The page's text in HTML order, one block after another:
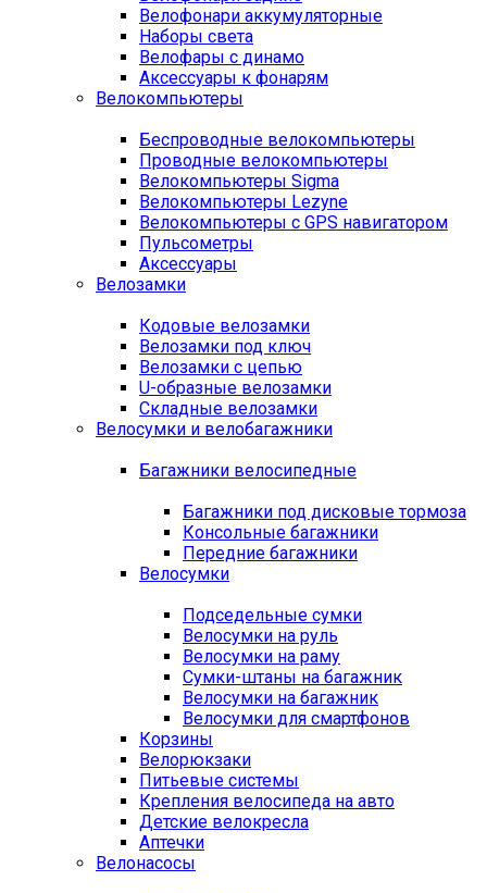
Велофонари аккумуляторные
Наборы света
Велофары с динамо
Аксессуары к фонарям
Велокомпьютеры
Беспроводные велокомпьютеры
Проводные велокомпьютеры
Велокомпьютеры Sigma
Велокомпьютеры Lezyne
Велокомпьютеры с GPS навигатором
Пульсометры
Аксессуары
Велозамки
Кодовые велозамки
Велозамки под ключ
Велозамки с цепью
U-образные велозамки
Складные велозамки
Велосумки и велобагажники
Багажники велосипедные
Багажники под дисковые тормоза
Консольные багажники
Передние багажники
Велосумки
Подседельные сумки
Велосумки на руль
Велосумки на раму
Сумки-штаны на багажник
Велосумки на багажник
Велосумки для смартфонов
Корзины
Велорюкзаки
Питьевые системы
Крепления велосипеда на авто
Детские велокресла
Аптечки
Велонасосы